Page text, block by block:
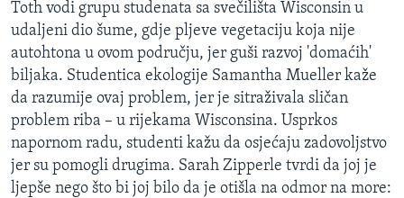
Toth vodi grupu studenata sa svečilišta Wisconsin u
udaljeni dio šume, gdje pljeve vegetaciju koja nije
autohtona u ovom području, jer guši razvoj 'domaćih'
biljaka. Studentica ekologije Samantha Mueller kaže
da razumije ovaj problem, jer je sitraživala sličan
problem riba – u rijekama Wisconsina. Usprkos
napornom radu, studenti kažu da osjećaju zadovoljstvo
jer su pomogli drugima. Sarah Zipperle tvrdi da joj je
ljepše nego što bi joj bilo da je otišla na odmor na more: